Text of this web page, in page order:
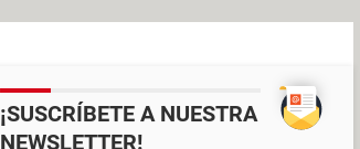
¡SUSCRÍBETE A NUESTRA
NEWSLETTER!